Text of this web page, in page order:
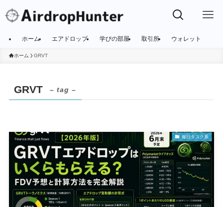
ホーム エアドロップ 学びの部屋 取引所 ウォレット
ホーム GRVT
GRVT – tag –
毎日タスク系